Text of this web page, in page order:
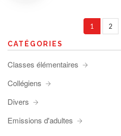
1 2
CATÉGORIES
Classes élémentaires
Collégiens
Divers
Emissions d'adultes